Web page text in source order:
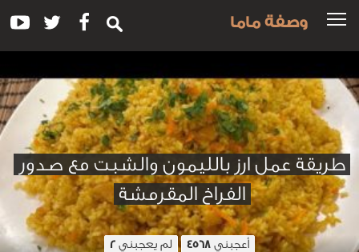
وصفة ماما
طريقة عمل ارز بالليمون والشبت مع صدور
الفراخ المقرمشة
أعجبني 4568 لم يعجبني 2